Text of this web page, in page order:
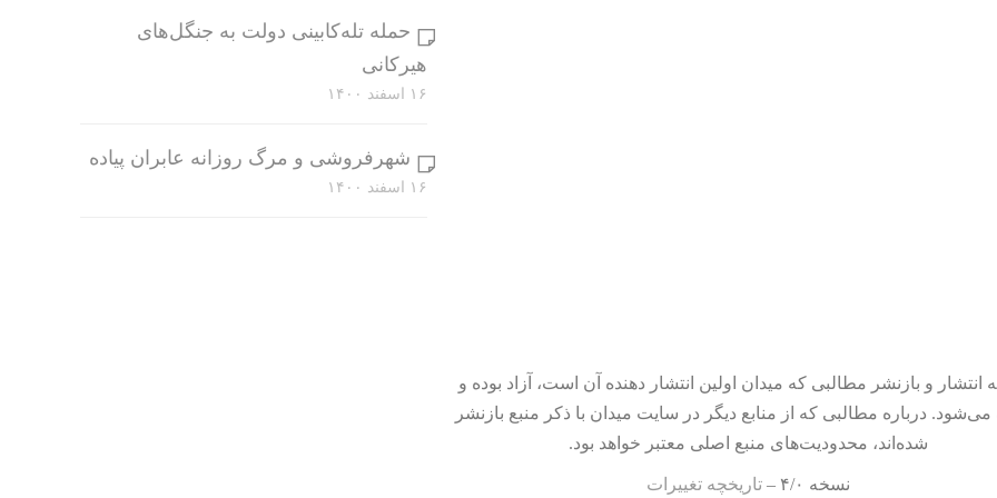
حمله تله‌کابینی دولت به جنگل‌های
هیرکانی
۱۶ اسفند ۱۴۰۰
شهرفروشی و مرگ روزانه عابران پیاده
۱۶ اسفند ۱۴۰۰
انتشار و بازنشر مطالبی که میدان اولین انتشار دهنده آن است، آزاد بوده و
درباره مطالبی که از منابع دیگر در سایت میدان با ذکر منبع بازنشر
شده‌اند، محدودیت‌های منبع اصلی معتبر خواهد بود.
نسخه ۴/۰ – تاریخچه تغییرات